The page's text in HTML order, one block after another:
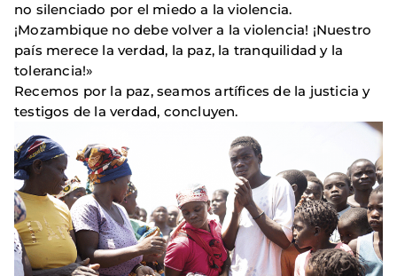
no silenciado por el miedo a la violencia.
¡Mozambique no debe volver a la violencia! ¡Nuestro
país merece la verdad, la paz, la tranquilidad y la
tolerancia!»
Recemos por la paz, seamos artífices de la justicia y
testigos de la verdad, concluyen.